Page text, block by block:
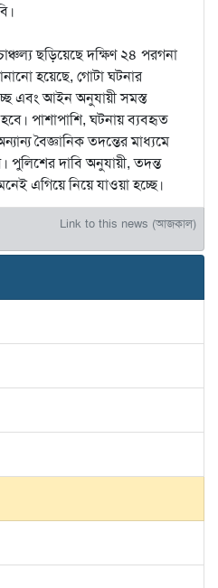
ছড়িয়েছে দক্ষিণ ২৪ পরগনা
হয়েছে, গোটা ঘটনার
এবং আইন অনুযায়ী সমস্ত
পাশাপাশি, ঘটনায় ব্যবহৃত
বৈজ্ঞানিক তদন্তের মাধ্যমে
পুলিশের দাবি অনুযায়ী, তদন্ত
এগিয়ে নিয়ে যাওয়া হচ্ছে।
Link to this news (আজকাল)